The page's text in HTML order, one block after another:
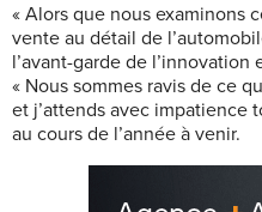
« Alors que nous examinons
vente au détail de
l’avant-garde de l’innovation
« Nous sommes ravis de ce
et j’attends avec impatience
au cours de l’année à venir.